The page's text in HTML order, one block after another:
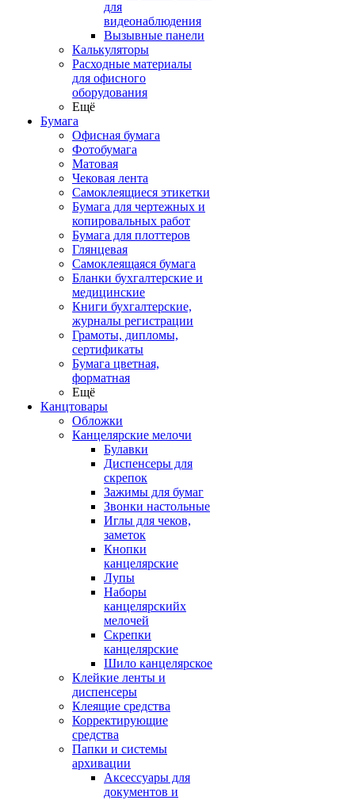
для
видеонаблюдения
Вызывные панели
Калькуляторы
Расходные материалы
для офисного
оборудования
Ещё
Бумага
Офисная бумага
Фотобумага
Матовая
Чековая лента
Самоклеящиеся этикетки
Бумага для чертежных и
копировальных работ
Бумага для плоттеров
Глянцевая
Самоклеящаяся бумага
Бланки бухгалтерские и
медицинские
Книги бухгалтерские,
журналы регистрации
Грамоты, дипломы,
сертификаты
Бумага цветная,
форматная
Ещё
Канцтовары
Обложки
Канцелярские мелочи
Булавки
Диспенсеры для
скрепок
Зажимы для бумаг
Звонки настольные
Иглы для чеков,
заметок
Кнопки
канцелярские
Лупы
Наборы
канцелярскийх
мелочей
Скрепки
канцелярские
Шило канцелярское
Клейкие ленты и
диспенсеры
Клеящие средства
Корректирующие
средства
Папки и системы
архивации
Аксессуары для
документов и